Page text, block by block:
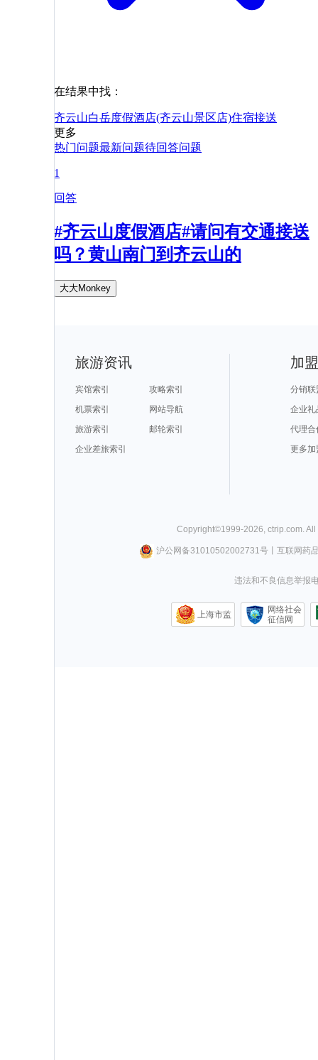
在结果中找：
齐云山白岳度假酒店(齐云山景区店)住宿接送
更多
热门问题最新问题待回答问题
1
回答
#齐云山度假酒店#请问有交通接送
吗？黄山南门到齐云山的
大大Monkey
旅游资讯
宾馆索引
攻略索引
机票索引
网站导航
旅游索引
邮轮索引
企业差旅索引
加
分销联
企业礼
代理合
更多加
Copyright©1999-2026 ctrip.com .
沪公网备31010502002731号丨 互联网药
违法和不良信息举报
上海市监
网络社会
征信网